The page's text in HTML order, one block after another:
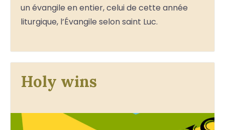
un évangile en entier, celui de cette année
liturgique, l’Évangile selon saint Luc.
Holy wins